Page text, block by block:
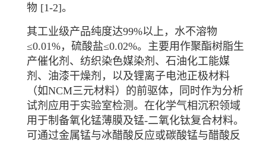
物 [1-2]。
其工业级产品纯度达99%以上，水不溶物
≤0.01%，硫酸盐≤0.02%。主要用作聚酯树脂生
产催化剂、纺织染色媒染剂、石油化工能媒
剂、油漆干燥剂，以及锂离子电池正极材料
（如NCM三元材料）的前驱体，同时作为分析
试剂应用于实验室检测。在化学气相沉积领域
用于制备氧化锰薄膜及锰-二氧化钛复合材料。
可通过金属锰与冰醋酸反应或碳酸锰与醋酸反